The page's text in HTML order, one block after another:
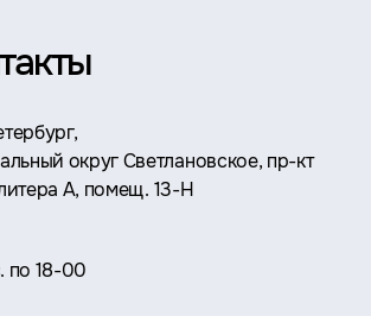
округ Светлановское, пр-кт
литера А, помещ. 13-Н
по 18-00